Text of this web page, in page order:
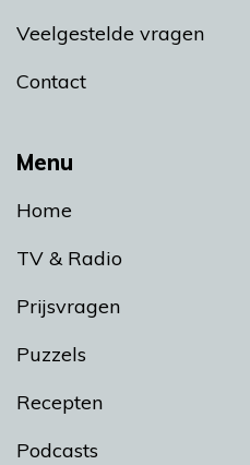
Menu
Home
TV & Radio
Prijsvragen
Puzzels
Recepten
Podcasts
Veelgestelde vragen
Contact